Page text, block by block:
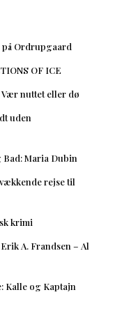
Ordrupgaard
OF ICE
nuttet eller dø
uden
Maria Dubin
rejse til
krimi
A. Frandsen – Al
Kalle og Kaptajn